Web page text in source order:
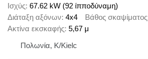
Ισχύς 67.62 kW (92 ίπποδύναμη)
Διάταξη αξόνων 4x4 Βάθος σκαψίματος
Ακτίνα εκσκαφής 5,67 μ
Πολωνία, K/Kielc